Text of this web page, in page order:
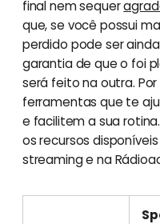
final nem sequer
que, se você possui
perdido pode ser
garantia de que o foi
será feito na outra.
ferramentas que te
e facilitem a sua
os recursos
streaming e na